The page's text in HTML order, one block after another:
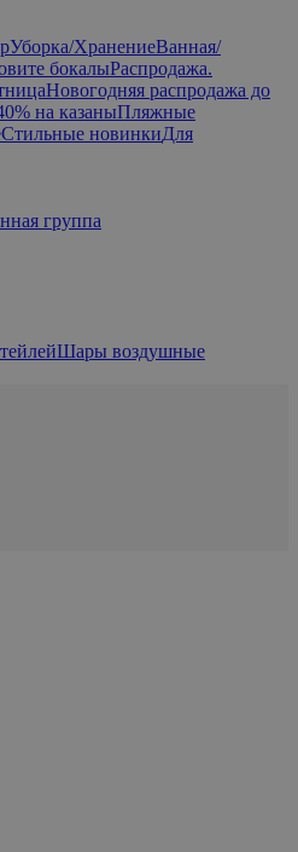
Уборка/ХранениеВанная/
бокалыРаспродажа.
Новогодняя распродажа до
на казаныПляжные
Стильные новинкиДля
группа
Шары воздушные